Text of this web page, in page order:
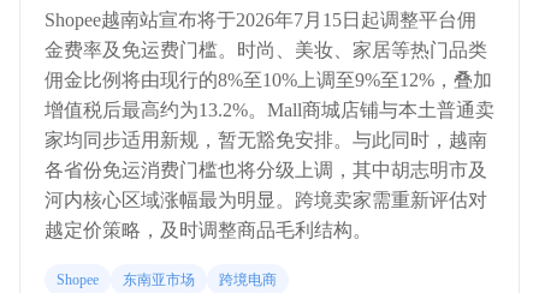
Shopee越南站宣布将于2026年7月15日起调整平台佣
金费率及免运费门槛。时尚、美妆、家居等热门品类
佣金比例将由现行的8%至10%上调至9%至12%，叠加
增值税后最高约为13.2%。Mall商城店铺与本土普通卖
家均同步适用新规，暂无豁免安排。与此同时，越南
各省份免运消费门槛也将分级上调，其中胡志明市及
河内核心区域涨幅最为明显。跨境卖家需重新评估对
越定价策略，及时调整商品毛利结构。
Shopee 东南亚市场 跨境电商